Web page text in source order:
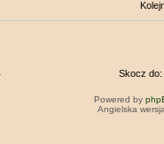
Skocz do:
Powered by
Angielska